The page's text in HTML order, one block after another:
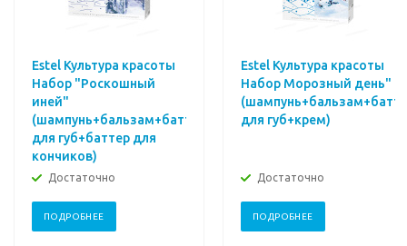
Estel Культура красоты
Набор "Роскошный
иней"
(шампунь+бальзам+баттер
для губ+баттер для
кончиков)
Достаточно
ПОДРОБНЕЕ
Estel Культура красоты
Набор Морозный день"
для губ+крем)
Достаточно
ПОДРОБНЕЕ